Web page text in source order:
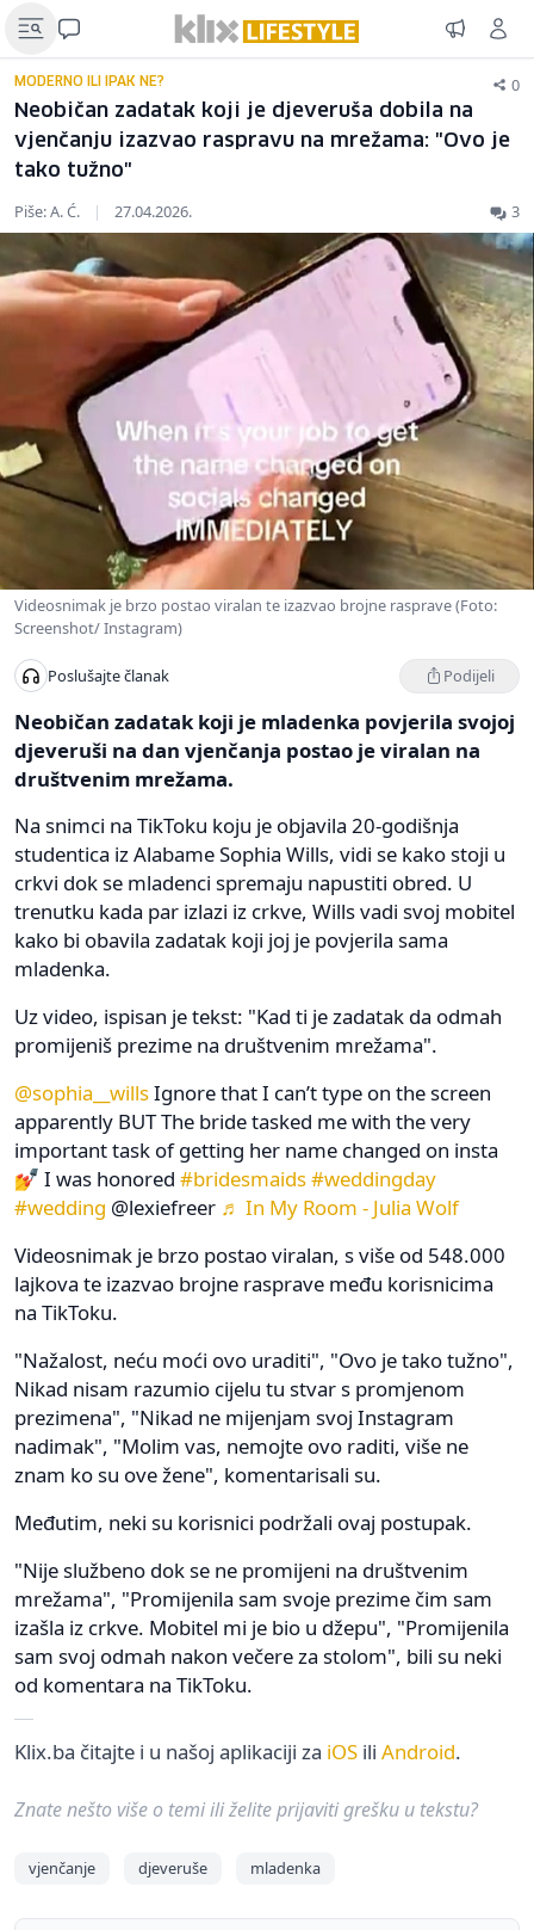
MODERNO ILI IPAK NE? 0
Neobičan zadatak koji je djeveruša dobila na
vjenčanju izazvao raspravu na mrežama: "Ovo je
tako tužno"
Piše: A. Ć. | 27.04.2026. 3
Videosnimak je brzo postao viralan te izazvao brojne rasprave (Foto:
Screenshot/ Instagram)
Poslušajte članak Podijeli
Neobičan zadatak koji je mladenka povjerila svojoj
djeveruši na dan vjenčanja postao je viralan na
društvenim mrežama.
Na snimci na TikToku koju je objavila 20-godišnja
studentica iz Alabame Sophia Wills, vidi se kako stoji u
crkvi dok se mladenci spremaju napustiti obred. U
trenutku kada par izlazi iz crkve, Wills vadi svoj mobitel
kako bi obavila zadatak koji joj je povjerila sama
mladenka.
Uz video, ispisan je tekst: "Kad ti je zadatak da odmah
promijeniš prezime na društvenim mrežama".
@sophia__willsIgnore that I can’t type on the screen
apparently BUT The bride tasked me with the very
important task of getting her name changed on insta
💅 I was honored #bridesmaids#weddingday
#wedding @lexiefreer ♬ In My Room - Julia Wolf
Videosnimak je brzo postao viralan, s više od 548.000
lajkova te izazvao brojne rasprave među korisnicima
na TikToku.
"Nažalost, neću moći ovo uraditi", "Ovo je tako tužno",
Nikad nisam razumio cijelu tu stvar s promjenom
prezimena", "Nikad ne mijenjam svoj Instagram
nadimak", "Molim vas, nemojte ovo raditi, više ne
znam ko su ove žene", komentarisali su.
Međutim, neki su korisnici podržali ovaj postupak.
"Nije službeno dok se ne promijeni na društvenim
mrežama", "Promijenila sam svoje prezime čim sam
izašla iz crkve. Mobitel mi je bio u džepu", "Promijenila
sam svoj odmah nakon večere za stolom", bili su neki
od komentara na TikToku.
Klix.ba čitajte i u našoj aplikaciji za iOS ili Android.
Znate nešto više o temi ili želite prijaviti grešku u tekstu?
vjenčanje djeveruše mladenka